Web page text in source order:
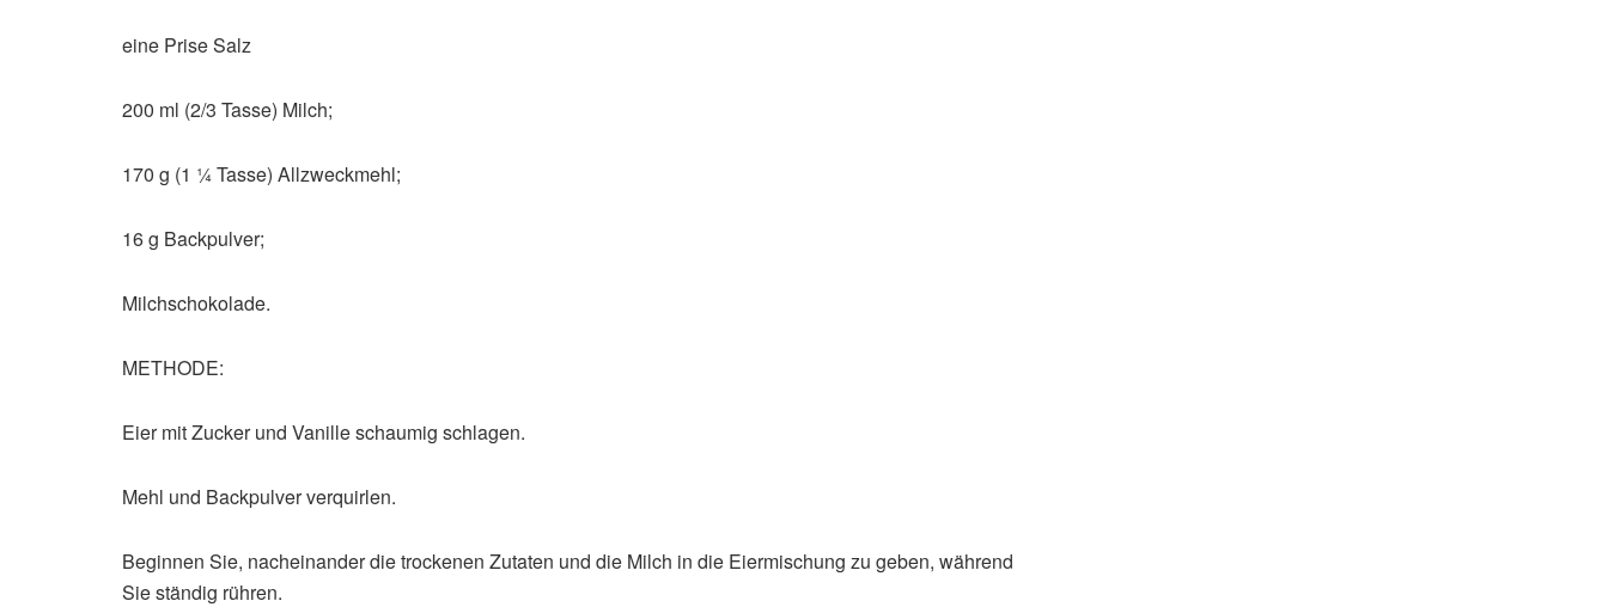
eine Prise Salz
200 ml (2/3 Tasse) Milch;
170 g (1 ¼ Tasse) Allzweckmehl;
16 g Backpulver;
Milchschokolade.
METHODE:
Eier mit Zucker und Vanille schaumig schlagen.
Mehl und Backpulver verquirlen.
Beginnen Sie, nacheinander die trockenen Zutaten und die Milch in die Eiermischung zu geben, während
Sie ständig rühren.